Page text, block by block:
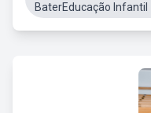
BaterEducação Infantil